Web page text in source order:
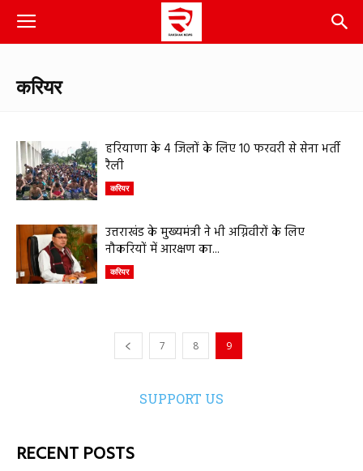
करियर
हरियाणा के 4 जिलों के लिए 10 फरवरी से सेना भर्ती
रैली
करियर
उत्तराखंड के मुख्यमंत्री ने भी अग्निवीरों के लिए
नौकरियों में आरक्षण का...
करियर
7 8 9
SUPPORT US
RECENT POSTS